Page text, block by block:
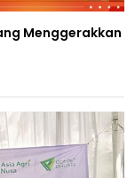
Menggerakkan